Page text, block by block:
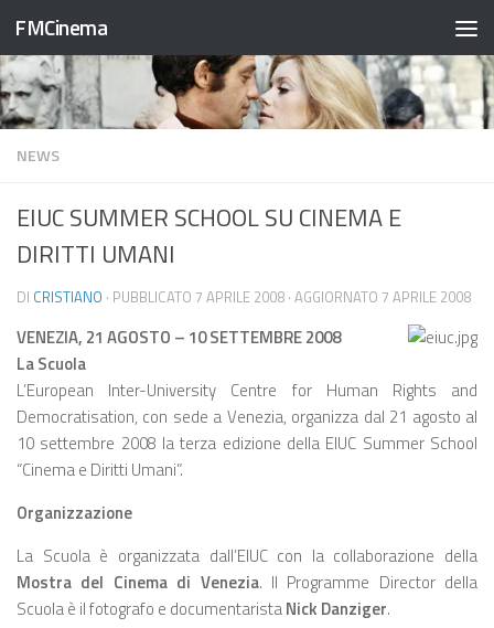
Salta al contenuto
FMCinema
NEWS
EIUC SUMMER SCHOOL SU CINEMA E
DIRITTI UMANI
DI CRISTIANO · PUBBLICATO 7 APRILE 2008 · AGGIORNATO 7 APRILE 2008
VENEZIA, 21 AGOSTO – 10 SETTEMBRE 2008
La Scuola
L’European Inter-University Centre for Human Rights and
Democratisation, con sede a Venezia, organizza dal 21 agosto al
10 settembre 2008 la terza edizione della EIUC Summer School
“Cinema e Diritti Umani”.
Organizzazione
La Scuola è organizzata dall’EIUC con la collaborazione della
Mostra del Cinema di Venezia. Il Programme Director della
Scuola è il fotografo e documentaristaNick Danziger.